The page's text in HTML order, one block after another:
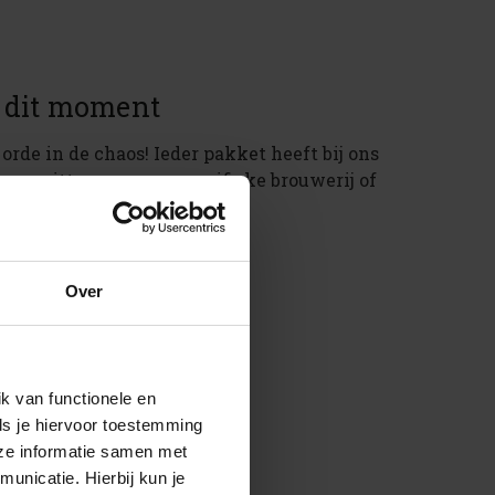
Over
van functionele en
je hiervoor toestemming
informatie samen met
Hierbij kun je
moment
in de chaos! Ieder pakket heeft bij ons
zitten van een specifieke brouwerij of
smaakvoorkeur ligt.
cadeaus